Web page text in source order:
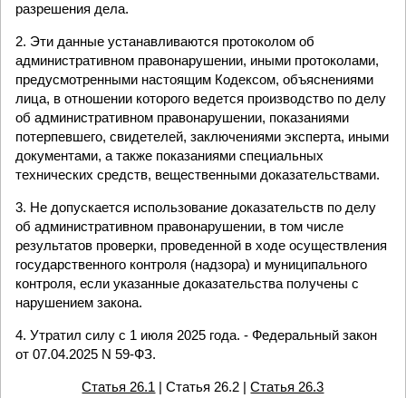
разрешения дела.
2. Эти данные устанавливаются протоколом об
административном правонарушении, иными протоколами,
предусмотренными настоящим Кодексом, объяснениями
лица, в отношении которого ведется производство по делу
об административном правонарушении, показаниями
потерпевшего, свидетелей, заключениями эксперта, иными
документами, а также показаниями специальных
технических средств, вещественными доказательствами.
3. Не допускается использование доказательств по делу
об административном правонарушении, в том числе
результатов проверки, проведенной в ходе осуществления
государственного контроля (надзора) и муниципального
контроля, если указанные доказательства получены с
нарушением закона.
4. Утратил силу с 1 июля 2025 года. - Федеральный закон
от 07.04.2025 N 59-ФЗ.
Статья 26.1 | Статья 26.2 |Статья 26.3